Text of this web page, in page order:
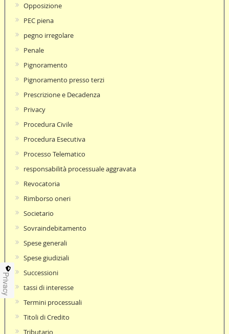
Opposizione
PEC piena
pegno irregolare
Penale
Pignoramento
Pignoramento presso terzi
Prescrizione e Decadenza
Privacy
Procedura Civile
Procedura Esecutiva
Processo Telematico
responsabilità processuale aggravata
Revocatoria
Rimborso oneri
Societario
Sovraindebitamento
Spese generali
Spese giudiziali
Successioni
tassi di interesse
Termini processuali
Titoli di Credito
Tributario
Privacy